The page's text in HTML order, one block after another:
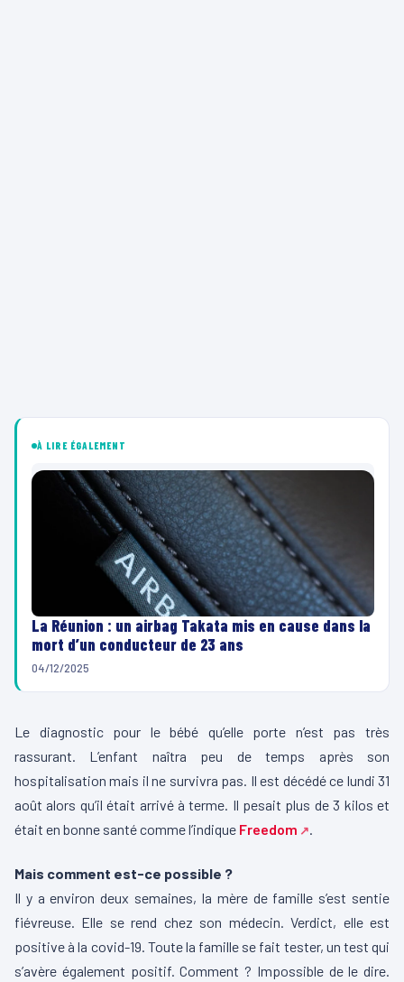
À LIRE ÉGALEMENT
La Réunion : un airbag Takata mis en cause dans la
mort d’un conducteur de 23 ans
04/12/2025
Le diagnostic pour le bébé qu’elle porte n’est pas très
rassurant. L’enfant naîtra peu de temps après son
hospitalisation mais il ne survivra pas. Il est décédé ce lundi 31
août alors qu’il était arrivé à terme. Il pesait plus de 3 kilos et
était en bonne santé comme l’indique Freedom .
Mais comment est-ce possible ?
Il y a environ deux semaines, la mère de famille s’est sentie
fiévreuse. Elle se rend chez son médecin. Verdict, elle est
positive à la covid-19. Toute la famille se fait tester, un test qui
s’avère également positif. Comment ? Impossible de le dire.